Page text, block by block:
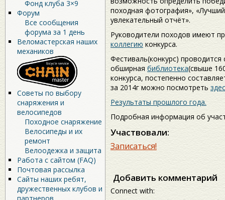
Фонд клуба 3×9
Форум
Все сообщения
форума за 1 день
Веломастерская наших
механиков
Советы по выбору
снаряжения и
велосипедов
Походное снаряжение
Велосипеды и их
ремонт
Велоодежка и защита
Работа с сайтом (FAQ)
Почтовая рассылка
Сайты наших ребят,
дружественных клубов и
походная фотография»,
увлекательный отчёт».
Руководители походов имеют
коллегию конкурса.
Фестиваль(конкурс)
обширная библиотека(свыше
конкурса, постепенно
за 2014г можно посмотреть
Результаты прошлого года.
Подробная информация об
Участвовали:
Записаться!
Добавить комментарий
Connect with: